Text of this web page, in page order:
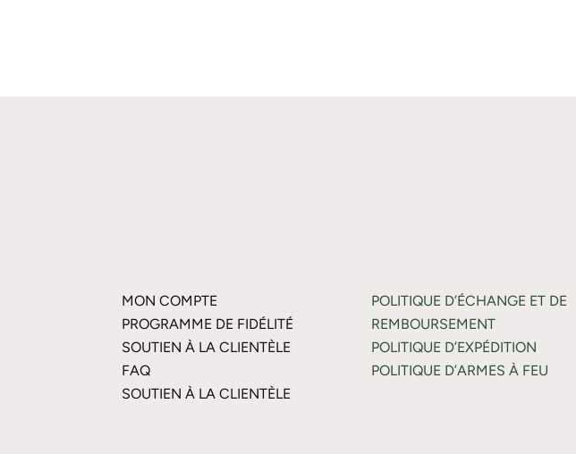
MON COMPTE
PROGRAMME DE FIDÉLITÉ
SOUTIEN À LA CLIENTÈLE
FAQ
SOUTIEN À LA CLIENTÈLE
POLITIQUE D’ÉCHANGE ET DE
REMBOURSEMENT
POLITIQUE D’EXPÉDITION
POLITIQUE D’ARMES À FEU